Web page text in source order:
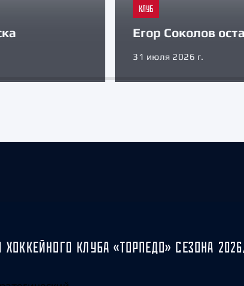
КЛУБ
Егор Соколов
31 июля 2026 г.
КЛУБА «ТОРПЕДО» СЕЗОНА